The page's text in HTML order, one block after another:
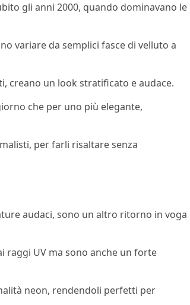
gli anni 2000, quando dominavano le
variare da semplici fasce di velluto a
creano un look stratificato e audace.
che per uno più elegante,
per farli risaltare senza
audaci, sono un altro ritorno in voga
raggi UV ma sono anche un forte
neon, rendendoli perfetti per